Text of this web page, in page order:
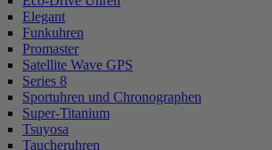
Elegant
Funkuhren
Promaster
Satellite Wave GPS
Series 8
Sportuhren und Chronographen
Super-Titanium
Tsuyosa
Taucheruhren